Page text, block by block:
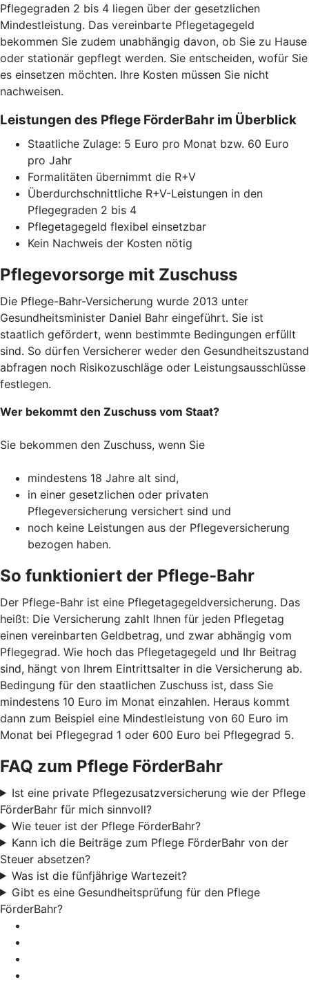
Pflegegraden 2 bis 4 liegen über der gesetzlichen
Mindestleistung. Das vereinbarte Pflegetagegeld
bekommen Sie zudem unabhängig davon, ob Sie zu Hause
oder stationär gepflegt werden. Sie entscheiden, wofür Sie
es einsetzen möchten. Ihre Kosten müssen Sie nicht
nachweisen.
Leistungen des Pflege FörderBahr im Überblick
Staatliche Zulage: 5 Euro pro Monat bzw. 60 Euro
pro Jahr
Formalitäten übernimmt die R+V
Überdurchschnittliche R+V-Leistungen in den
Pflegegraden 2 bis 4
Pflegetagegeld flexibel einsetzbar
Kein Nachweis der Kosten nötig
Pflegevorsorge mit Zuschuss
Die Pflege-Bahr-Versicherung wurde 2013 unter
Gesundheitsminister Daniel Bahr eingeführt. Sie ist
staatlich gefördert, wenn bestimmte Bedingungen erfüllt
sind. So dürfen Versicherer weder den Gesundheitszustand
abfragen noch Risikozuschläge oder Leistungsausschlüsse
festlegen.
Wer bekommt den Zuschuss vom Staat?
Sie bekommen den Zuschuss, wenn Sie
mindestens 18 Jahre alt sind,
in einer gesetzlichen oder privaten
Pflegeversicherung versichert sind und
noch keine Leistungen aus der Pflegeversicherung
bezogen haben.
So funktioniert der Pflege-Bahr
Der Pflege-Bahr ist eine Pflegetagegeldversicherung. Das
heißt: Die Versicherung zahlt Ihnen für jeden Pflegetag
einen vereinbarten Geldbetrag, und zwar abhängig vom
Pflegegrad. Wie hoch das Pflegetagegeld und Ihr Beitrag
sind, hängt von Ihrem Eintrittsalter in die Versicherung ab.
Bedingung für den staatlichen Zuschuss ist, dass Sie
mindestens 10 Euro im Monat einzahlen. Heraus kommt
dann zum Beispiel eine Mindestleistung von 60 Euro im
Monat bei Pflegegrad 1 oder 600 Euro bei Pflegegrad 5.
FAQ zum Pflege FörderBahr
Ist eine private Pflegezusatzversicherung wie der Pflege
FörderBahr für mich sinnvoll?
Wie teuer ist der Pflege FörderBahr?
Kann ich die Beiträge zum Pflege FörderBahr von der
Steuer absetzen?
Was ist die fünfjährige Wartezeit?
Gibt es eine Gesundheitsprüfung für den Pflege
FörderBahr?